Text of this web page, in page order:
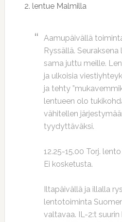
2. lentue Malmilla
Aamupäivällä
Ryssällä.
sama juttu meille.
ja ulkoisia
ja tehty
lentueen olo
vähitellen
tyydyttäväksi.
12.25-15.00 Torj.
Ei kosketusta.
Iltapäivällä ja illalla
lentotoiminta
valtavaa. IL-2:t